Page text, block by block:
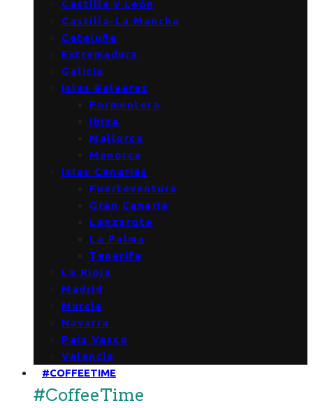
Castilla y León
Castilla-La Mancha
Cataluña
Extremadura
Galicia
Islas Baleares
Formentera
Ibiza
Mallorca
Menorca
Islas Canarias
Fuerteventura
Gran Canaria
Lanzarote
La Palma
Tenerife
La Rioja
Madrid
Murcia
Navarra
País Vasco
Valencia
#COFFEETIME
#CoffeeTime